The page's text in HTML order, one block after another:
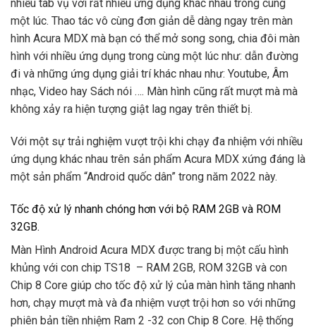
nhiều tab vụ với rất nhiều ứng dụng khác nhau trong cùng
một lúc. Thao tác vô cùng đơn giản dễ dàng ngay trên màn
hình Acura MDX mà bạn có thể mở song song, chia đôi màn
hình với nhiều ứng dụng trong cùng một lúc như: dẫn đường
đi và những ứng dụng giải trí khác nhau như: Youtube, Âm
nhạc, Video hay Sách nói …. Màn hình cũng rất mượt mà mà
không xảy ra hiện tượng giật lag ngay trên thiết bị.
Với một sự trải nghiệm vượt trội khi chạy đa nhiệm với nhiều
ứng dụng khác nhau trên sản phẩm Acura MDX xứng đáng là
một sản phẩm “Android quốc dân” trong năm 2022 này.
Tốc độ xử lý nhanh chóng hơn với bộ RAM 2GB và ROM
32GB.
Màn Hình Android Acura MDX được trang bị một cấu hình
khủng với con chip TS18 – RAM 2GB, ROM 32GB và con
Chip 8 Core giúp cho tốc độ xử lý của màn hình tăng nhanh
hơn, chạy mượt mà và đa nhiệm vượt trội hơn so với những
phiên bản tiền nhiệm Ram 2 -32 con Chip 8 Core. Hệ thống